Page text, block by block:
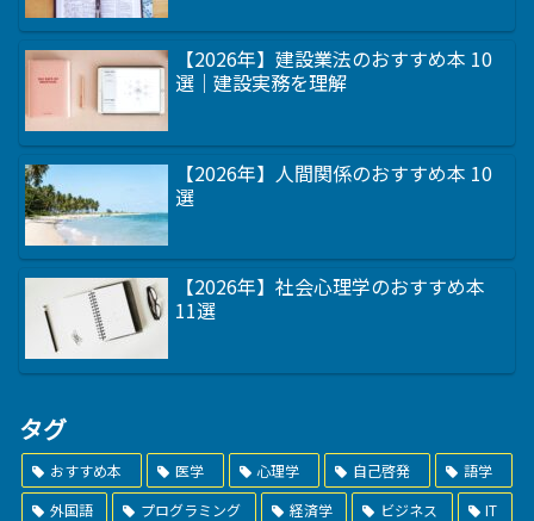
【2026年】建設業法のおすすめ本 10
選｜建設実務を理解
【2026年】人間関係のおすすめ本 10
選
【2026年】社会心理学のおすすめ本
11選
タグ
おすすめ本 医学 心理学 自己啓発
語学
外国語
プログラミング 経済学 ビジネス
IT